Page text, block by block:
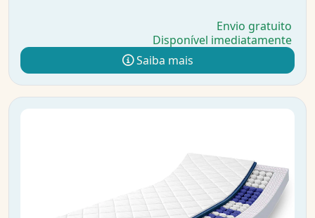
Envio gratuito
Disponível imediatamente
Saiba mais